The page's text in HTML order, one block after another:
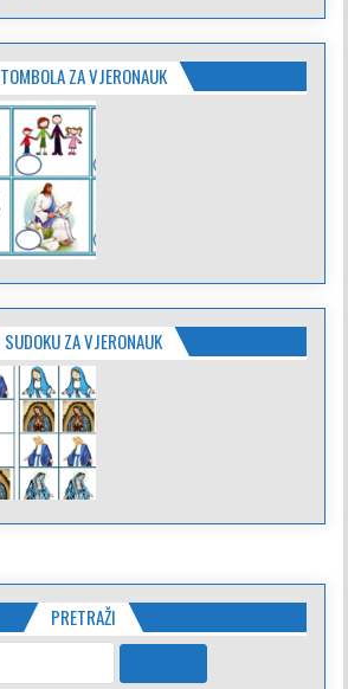
TOMBOLA ZA VJERONAUK
SUDOKU ZA VJERONAUK
PRETRAŽI